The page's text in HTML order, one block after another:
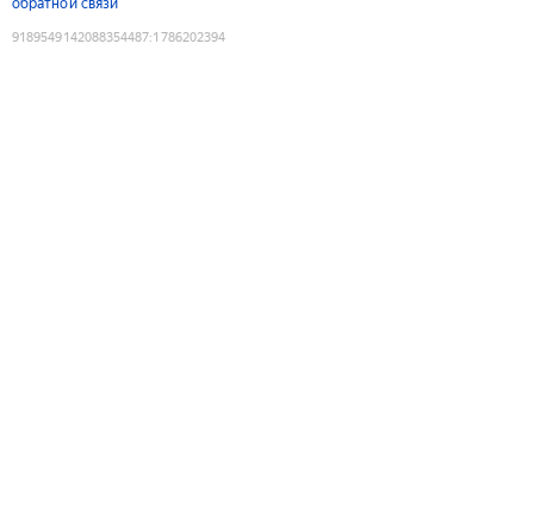
обратной связи
9189549142088354487:1786202394